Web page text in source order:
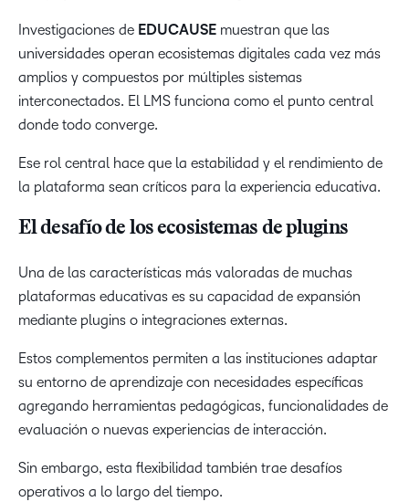
Investigaciones de EDUCAUSE muestran que las
universidades operan ecosistemas digitales cada vez más
amplios y compuestos por múltiples sistemas
interconectados. El LMS funciona como el punto central
donde todo converge.
Ese rol central hace que la estabilidad y el rendimiento de
la plataforma sean críticos para la experiencia educativa.
El desafío de los ecosistemas de plugins
Una de las características más valoradas de muchas
plataformas educativas es su capacidad de expansión
mediante plugins o integraciones externas.
Estos complementos permiten a las instituciones adaptar
su entorno de aprendizaje con necesidades específicas
agregando herramientas pedagógicas, funcionalidades de
evaluación o nuevas experiencias de interacción.
Sin embargo, esta flexibilidad también trae desafíos
operativos a lo largo del tiempo.